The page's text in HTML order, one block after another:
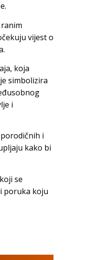
vijest o
koja
simbolizira
i
i
kako bi
se
poruka koju